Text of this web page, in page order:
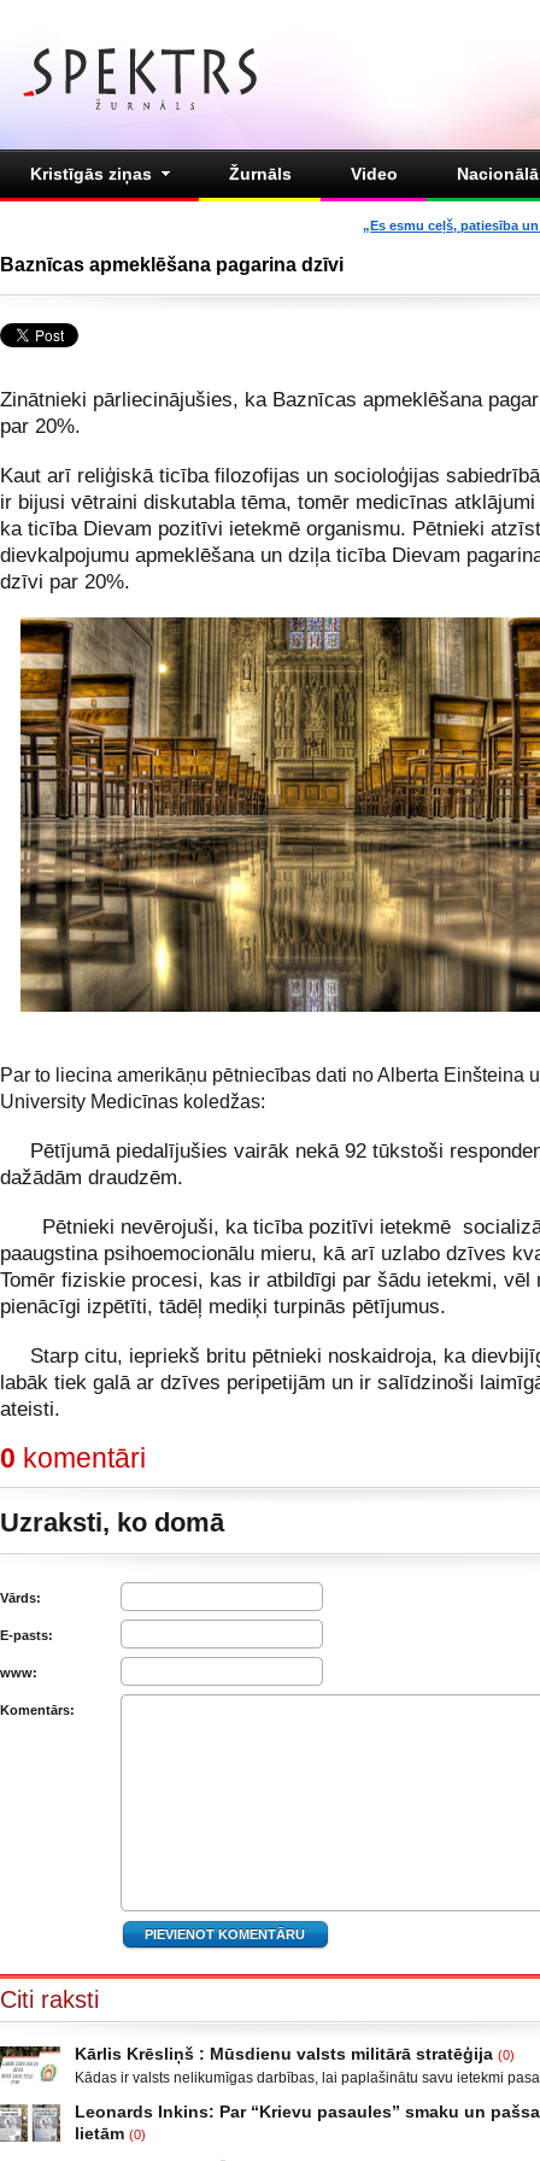
Kristīgās ziņas Žurnāls Video
„Es esmu ceļš, patiesība
Baznīcas apmeklēšana pagarina dzīvi
Zinātnieki pārliecinājušies, ka Baznīcas apmeklēšana
par 20%.
Kaut arī reliģiskā ticība filozofijas un socioloģijas
ir bijusi vētraini diskutabla tēma, tomēr medicīnas
ka ticība Dievam pozitīvi ietekmē organismu. Pētnieki
dievkalpojumu apmeklēšana un dziļa ticība Dievam
dzīvi par 20%.
Par to liecina amerikāņu pētniecības dati no Alberta Einšteina
University Medicīnas koledžas:
Pētījumā piedalījušies vairāk nekā 92 tūkstoši
dažādām draudzēm.
Pētnieki nevērojuši, ka ticība pozitīvi ietekmē
paaugstina psihoemocionālu mieru, kā arī uzlabo dzīves
Tomēr fiziskie procesi, kas ir atbildīgi par šādu ietekmi, vēl
pienācīgi izpētīti, tādēļ mediķi turpinās pētījumus.
Starp citu, iepriekš britu pētnieki noskaidroja, ka
labāk tiek galā ar dzīves peripetijām un ir salīdzinoši
ateisti.
0 komentāri
Uzraksti, ko domā
Vārds:
E-pasts:
www:
Komentārs:
Citi raksti
Kārlis Krēsliņš : Mūsdienu valsts militārā stratēģija (0)
Kādas ir valsts nelikumīgas darbības, lai paplašinātu savu ietekmi
Krievijas un ar to aizstāvēšanu pamatots iebrukums Gruzijā. Ukrainā
un izveidot militāro konfliktu Doņeckas un Luganskas novados. Vai tas
Leonards Inkins: Par “Krievu pasaules” smaku un
lietām (0)
Leonards Inkins: Biedrības “Latvietis” biedrs, grāmatu autors: